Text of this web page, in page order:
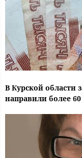
В Курской области
направили более